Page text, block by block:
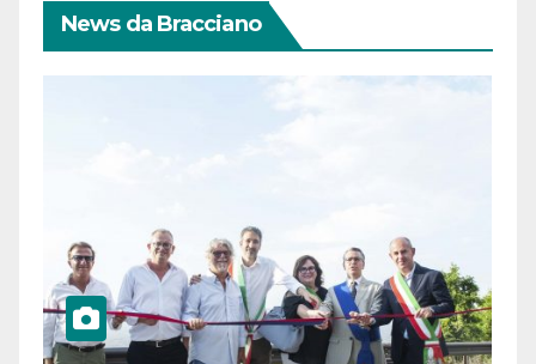
News da Bracciano